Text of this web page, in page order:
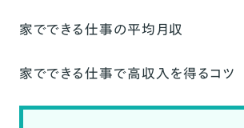
家でできる仕事の平均月収
家でできる仕事で高収入を得るコツ